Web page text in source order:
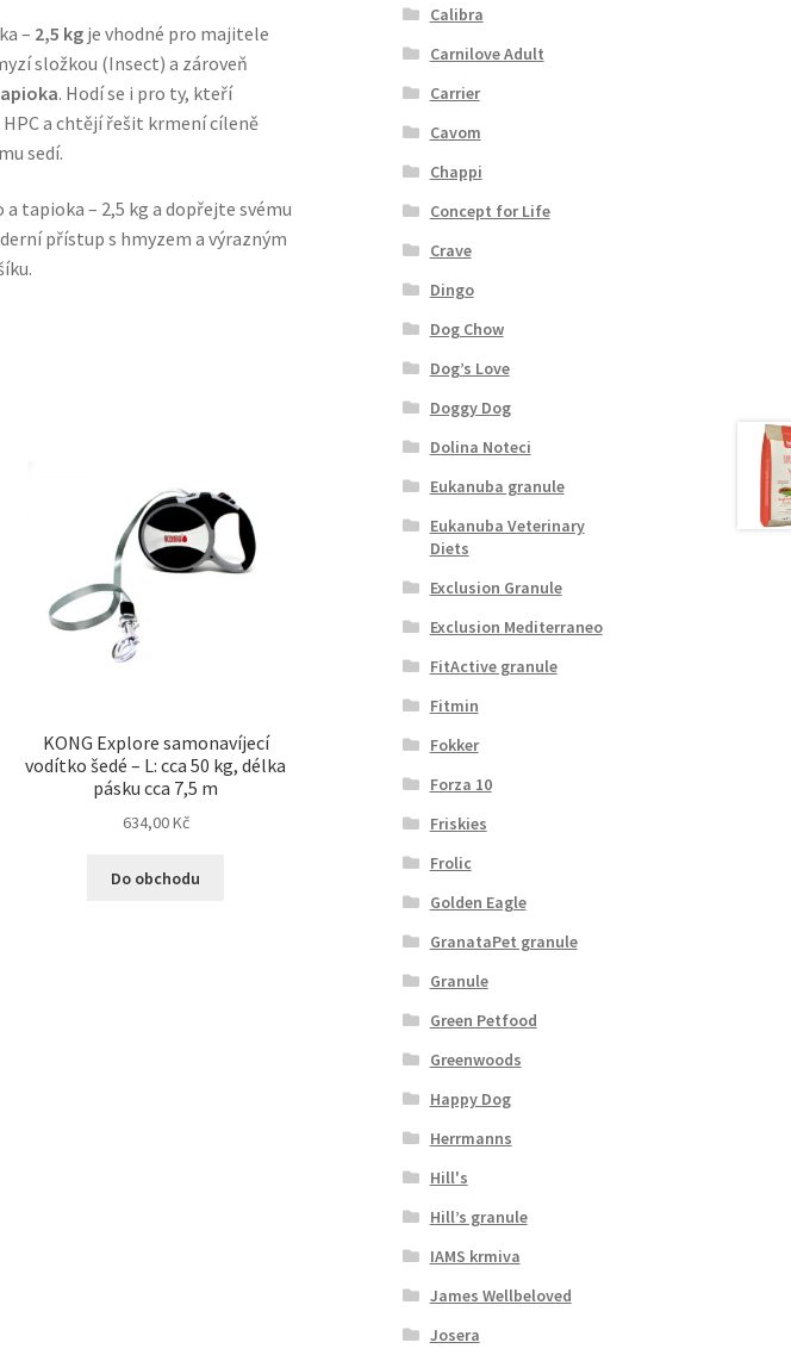
– 2,5 kgje vhodné pro majitele
složkou (Insect) a zároveň
. Hodí se i pro ty, kteří
a chtějí řešit krmení cíleně
sedí.
tapioka – 2,5 kg a dopřejte svému
přístup s hmyzem a výrazným
KONG Explore samonavíjecí
vodítko šedé – L: cca 50 kg, délka
pásku cca 7,5 m
634,00Kč
Do obchodu
Calibra
Carnilove Adult
Carrier
Cavom
Chappi
Concept for Life
Crave
Dingo
Dog Chow
Dog’s Love
Doggy Dog
Dolina Noteci
Eukanuba granule
Eukanuba Veterinary
Diets
Exclusion Granule
Exclusion Mediterraneo
FitActive granule
Fitmin
Fokker
Forza 10
Friskies
Frolic
Golden Eagle
GranataPet granule
Granule
Green Petfood
Greenwoods
Happy Dog
Herrmanns
Hill's
Hill’s granule
IAMS krmiva
James Wellbeloved
Josera